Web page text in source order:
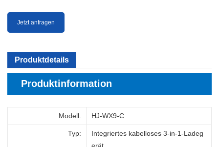
Jetzt anfragen
Produktdetails
Produktinformation
Modell: HJ-WX9-C
Typ:
Integriertes kabelloses 3-in-1-Ladeg